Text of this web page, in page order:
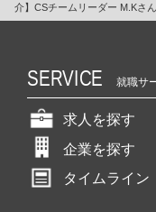
介】CSチームリーダー M.Kさん
SERVICE 就職サ
求人を探す
企業を探す
タイムライン